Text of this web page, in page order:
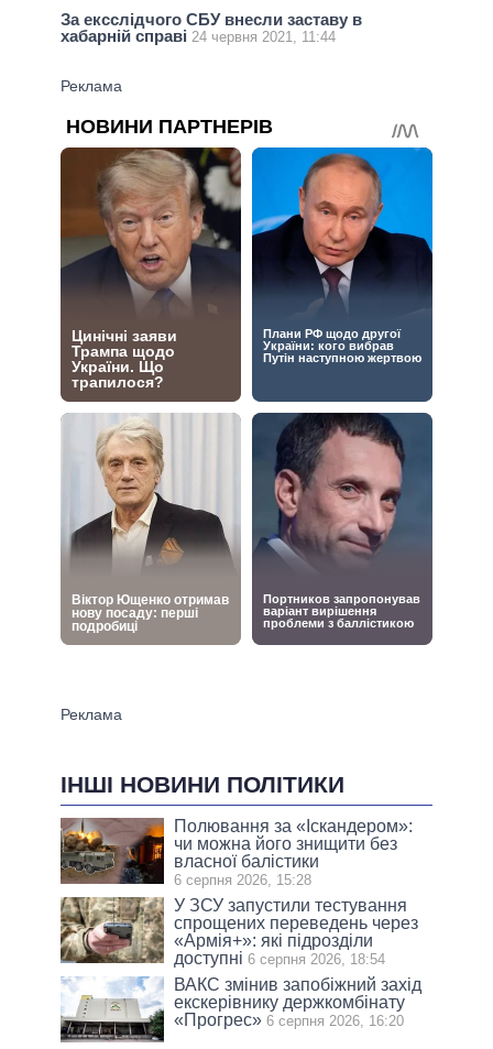
За ексслідчого СБУ внесли заставу в
хабарній справі 24 червня 2021, 11:44
ІНШІ НОВИНИ ПОЛІТИКИ
Полювання за «Іскандером»:
чи можна його знищити без
власної балістики
6 серпня 2026, 15:28
У ЗСУ запустили тестування
спрощених переведень через
«Армія+»: які підрозділи
доступні 6 серпня 2026, 18:54
ВАКС змінив запобіжний захід
екскерівнику держкомбінату
«Прогрес» 6 серпня 2026, 16:20